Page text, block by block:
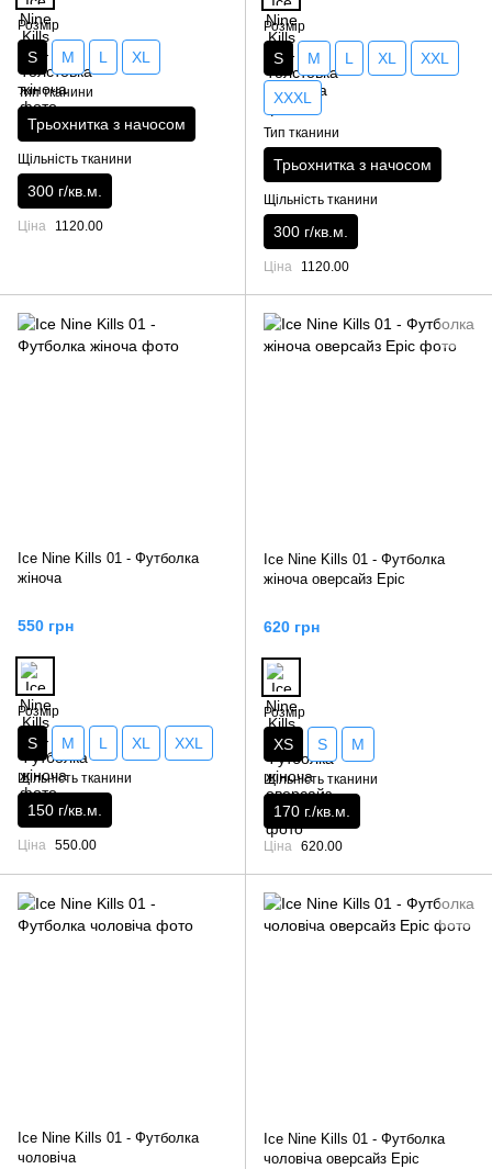
Розмір
S M L XL
Тип тканини
Трьохнитка з начосом
Щільність тканини
300 г/кв.м.
Ціна 1120.00
Розмір
S M L XL XXL
XXXL
Тип тканини
Трьохнитка з начосом
Щільність тканини
300 г/кв.м.
Ціна 1120.00
Ice Nine Kills 01 - Футболка
жіноча
550 грн
Розмір
S M L XL XXL
Щільність тканини
150 г/кв.м.
Ціна 550.00
Ice Nine Kills 01 - Футболка
жіноча оверсайз Epic
620 грн
Розмір
XS S M
Щільність тканини
170 г./кв.м.
Ціна 620.00
Ice Nine Kills 01 - Футболка
чоловіча
Ice Nine Kills 01 - Футболка
чоловіча оверсайз Epic